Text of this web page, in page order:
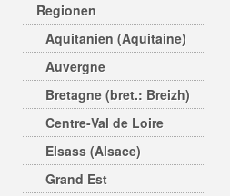
Regionen
Aquitanien (Aquitaine)
Auvergne
Bretagne (bret.: Breizh)
Centre-Val de Loire
Elsass (Alsace)
Grand Est